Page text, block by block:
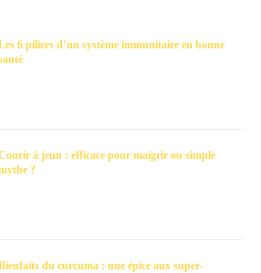
6 piliers d’un système immunitaire en bonne
à jeun : efficace pour maigrir ou simple
?
du curcuma : une épice aux super-